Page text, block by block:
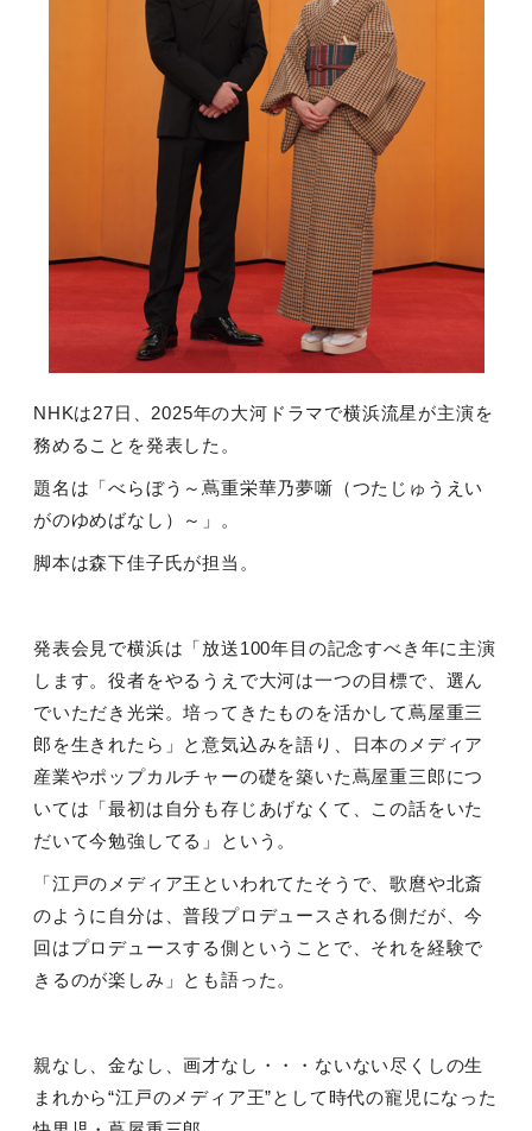
NHKは27日、 2025年の大河ドラマで横浜流星が主演を
務めることを発表した。
題名は「べらぼう～蔦重栄華乃夢噺（つたじゅうえい
がのゆめばなし）～」。
脚本は森下佳子氏が担当。
発表会見で横浜は「放送100年目の記念すべき年に主演
します。役者をやるうえで大河は一つの目標で、選ん
でいただき光栄。培ってきたものを活かして蔦屋重三
郎を生きれたら」と意気込みを語り、日本のメディア
産業やポップカルチャーの礎を築いた蔦屋重三郎につ
いては「最初は自分も存じあげなくて、この話をいた
だいて今勉強してる」という。
「江戸のメディア王といわれてたそうで、歌麿や北斎
のように自分は、普段プロデュースされる側だが、今
回はプロデュースする側ということで、それを経験で
きるのが楽しみ」とも語った。
親なし、金なし、画才なし・・・ないない尽くしの生
まれから“江戸のメディア王”として時代の寵児になった